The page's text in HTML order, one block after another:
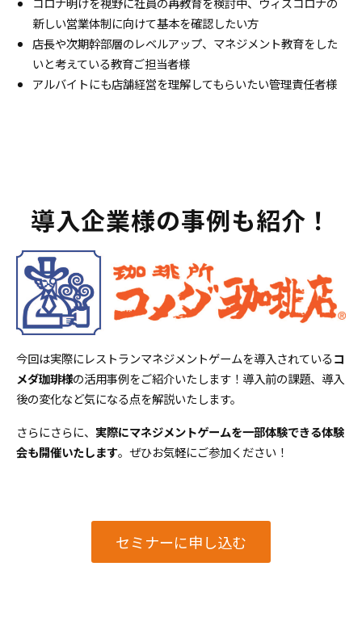
新しい営業体制に向けて基本を確認したい方
店長や次期幹部層のレベルアップ、マネジメント教育をした
いと考えている教育ご担当者様
アルバイトにも店舗経営を理解してもらいたい管理責任者様
導入企業様の事例も紹介！
今回は実際にレストランマネジメントゲームを導入されているコ
メダ珈琲様の活用事例をご紹介いたします！導入前の課題、導入
後の変化など気になる点を解説いたします。
さらにさらに、 実際にマネジメントゲームを一部体験できる体験
会も開催いたします。ぜひお気軽にご参加ください！
セミナーに申し込む